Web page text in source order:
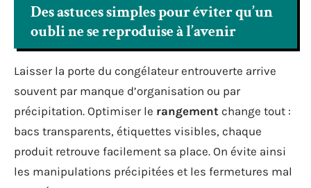
Des astuces simples pour éviter qu’un
oubli ne se reproduise à l’avenir
Laisser la porte du congélateur entrouverte arrive
souvent par manque d’organisation ou par
précipitation. Optimiser le rangement change tout :
bacs transparents, étiquettes visibles, chaque
produit retrouve facilement sa place. On évite ainsi
les manipulations précipitées et les fermetures mal